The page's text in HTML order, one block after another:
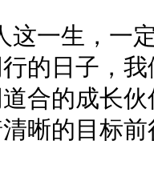
这一生，一
的日子，
合的成长
晰的目标